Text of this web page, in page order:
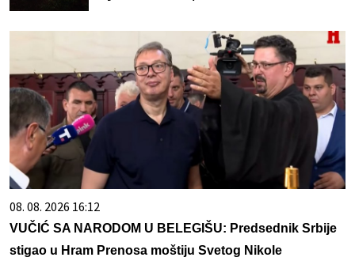
08. 08. 2026 16:12
VUČIĆ SA NARODOM U BELEGIŠU: Predsednik Srbije
stigao u Hram Prenosa moštiju Svetog Nikole